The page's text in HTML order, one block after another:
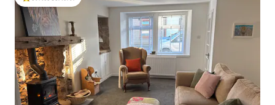
โดนใจเกสต์ที่สุด